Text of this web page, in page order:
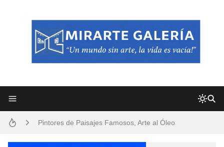
Pintores de Paisajes Famosos, Arte al Óleo